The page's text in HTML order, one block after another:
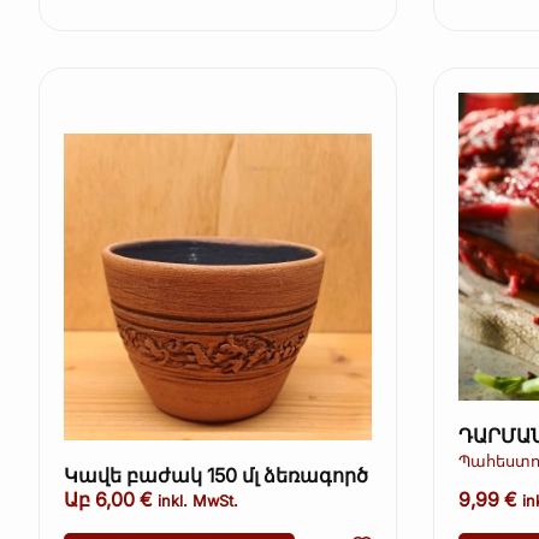
Կավե բաժակ 150 մլ ձեռագործ
Աբ 6,00 € inkl. MwSt.
(Kopie)
9,99 €